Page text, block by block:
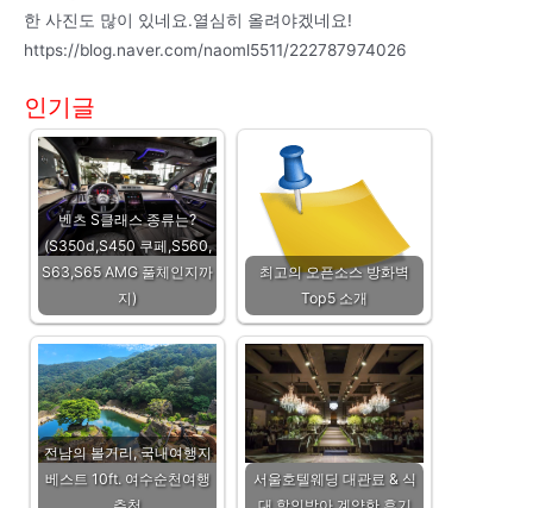
한 사진도 많이 있네요.열심히 올려야겠네요!
https://blog.naver.com/naoml5511/222787974026
인기글
벤츠 S클래스 종류는?
(S350d,S450 쿠페,S560,
S63,S65 AMG 풀체인지까
지)
최고의 오픈소스 방화벽
Top5 소개
전남의 볼거리, 국내여행지
베스트 10ft. 여수순천여행
서울호텔웨딩 대관료 & 식